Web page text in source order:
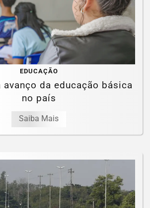
EDUCAÇÃO
da educação básica
no país
Saiba Mais